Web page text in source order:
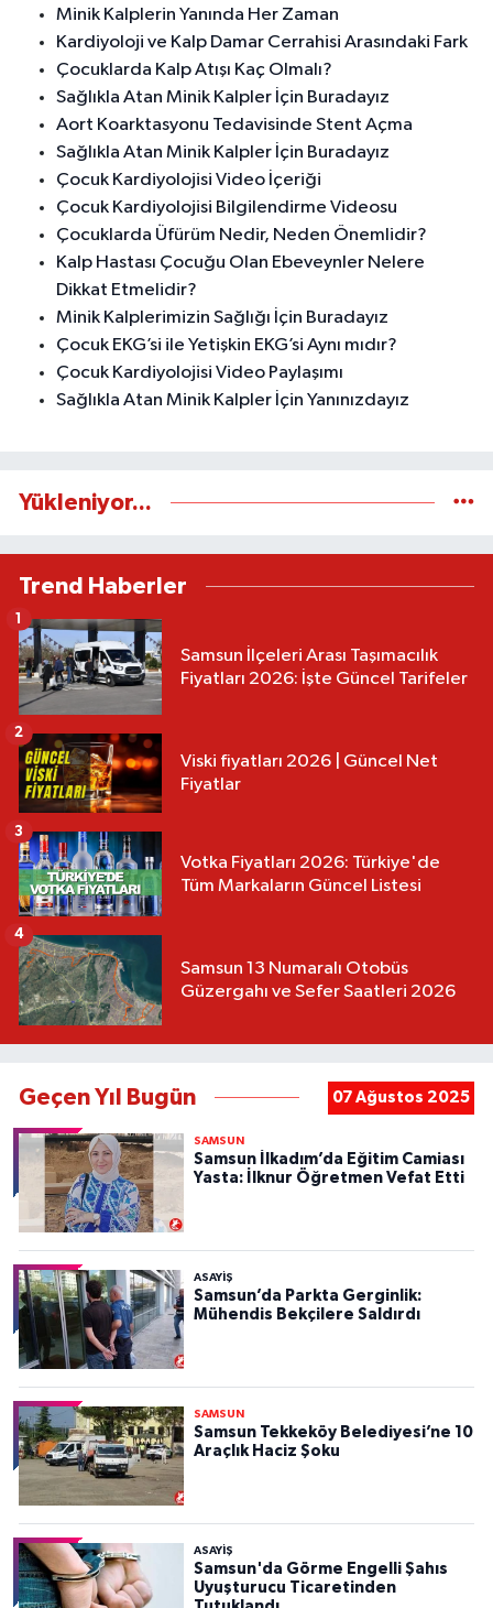
Minik Kalplerin Yanında Her Zaman
Kardiyoloji ve Kalp Damar Cerrahisi Arasındaki Fark
Çocuklarda Kalp Atışı Kaç Olmalı?
Sağlıkla Atan Minik Kalpler İçin Buradayız
Aort Koarktasyonu Tedavisinde Stent Açma
Sağlıkla Atan Minik Kalpler İçin Buradayız
Çocuk Kardiyolojisi Video İçeriği
Çocuk Kardiyolojisi Bilgilendirme Videosu
Çocuklarda Üfürüm Nedir, Neden Önemlidir?
Kalp Hastası Çocuğu Olan Ebeveynler Nelere
Dikkat Etmelidir?
Minik Kalplerimizin Sağlığı İçin Buradayız
Çocuk EKG’si ile Yetişkin EKG’si Aynı mıdır?
Çocuk Kardiyolojisi Video Paylaşımı
Sağlıkla Atan Minik Kalpler İçin Yanınızdayız
Yükleniyor...
Trend Haberler
Samsun İlçeleri Arası Taşımacılık
Fiyatları 2026: İşte Güncel Tarifeler
1
Viski fiyatları 2026 | Güncel Net
Fiyatlar
2
Votka Fiyatları 2026: Türkiye'de
Tüm Markaların Güncel Listesi
3
Samsun 13 Numaralı Otobüs
Güzergahı ve Sefer Saatleri 2026
4
Geçen Yıl Bugün 07 Ağustos 2025
SAMSUN
Samsun İlkadım’da Eğitim Camiası
Yasta: İlknur Öğretmen Vefat Etti
ASAYIŞ
Samsun’da Parkta Gerginlik:
Mühendis Bekçilere Saldırdı
SAMSUN
Samsun Tekkeköy Belediyesi’ne 10
Araçlık Haciz Şoku
ASAYIŞ
Samsun'da Görme Engelli Şahıs
Uyuşturucu Ticaretinden